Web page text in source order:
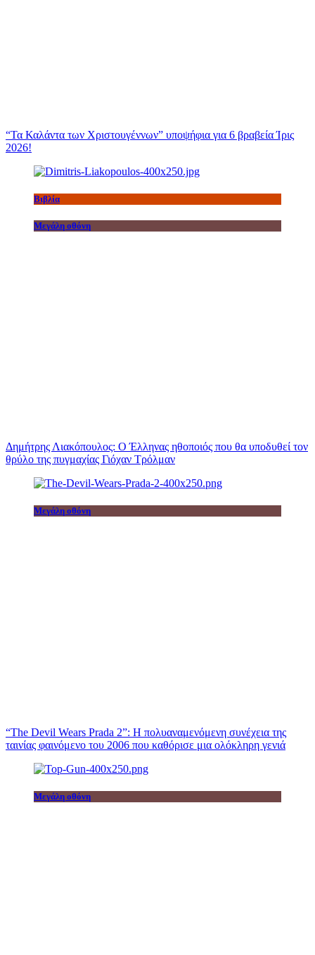
“Τα Καλάντα των Χριστουγέννων” υποψήφια για 6 βραβεία Ίρις
2026!
Βιβλία
Μεγάλη οθόνη
Δημήτρης Λιακόπουλος: Ο Έλληνας ηθοποιός που θα υποδυθεί τον
θρύλο της πυγμαχίας Γιόχαν Τρόλμαν
Μεγάλη οθόνη
“The Devil Wears Prada 2”: Η πολυαναμενόμενη συνέχεια της
ταινίας φαινόμενο του 2006 που καθόρισε μια ολόκληρη γενιά
Μεγάλη οθόνη